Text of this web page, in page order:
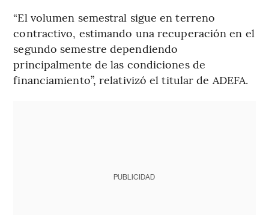
“El volumen semestral sigue en terreno
contractivo, estimando una recuperación en el
segundo semestre dependiendo
principalmente de las condiciones de
financiamiento”, relativizó el titular de ADEFA.
PUBLICIDAD